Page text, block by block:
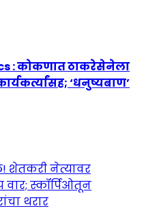
: कोकणात ठाकरेसेनेला
‘धनुष्यबाण’